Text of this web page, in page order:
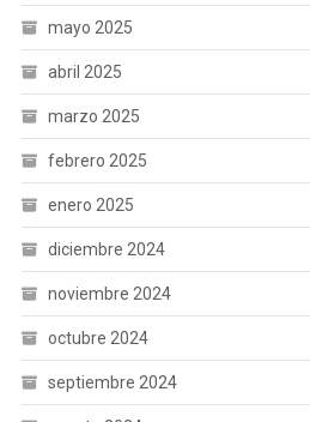
mayo 2025
abril 2025
marzo 2025
febrero 2025
enero 2025
diciembre 2024
noviembre 2024
octubre 2024
septiembre 2024